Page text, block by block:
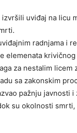
uviđaj na licu
radnjama i
elemenata krivičnog
za nestalim licem
sa zakonskim
pažnju javnosti
su okolnosti